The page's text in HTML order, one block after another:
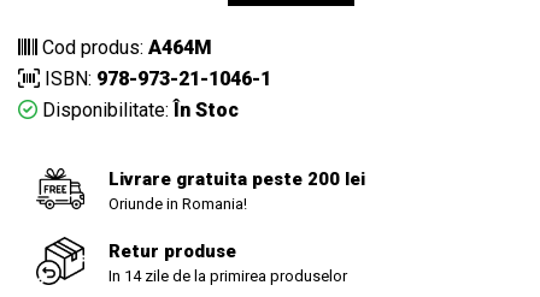
Cod produs: A464M
ISBN: 978-973-21-1046-1
Disponibilitate: În Stoc
Livrare gratuita peste 200 lei
Oriunde in Romania!
Retur produse
In 14 zile de la primirea produselor